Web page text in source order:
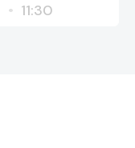
11:30